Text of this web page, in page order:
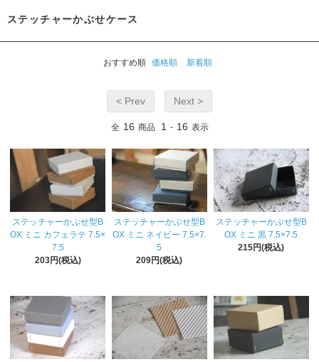
ステッチャーかぶせケース
おすすめ順 価格順 新着順
< Prev Next >
全 16 商品 1 - 16 表示
ステッチャーかぶせ型B
OX ミニ カフェラテ 7.5×
7.5
203円(税込)
ステッチャーかぶせ型B
OX ミニ ネイビー 7.5×7.
5
209円(税込)
ステッチャーかぶせ型B
OX ミニ 黒 7.5×7.5
215円(税込)